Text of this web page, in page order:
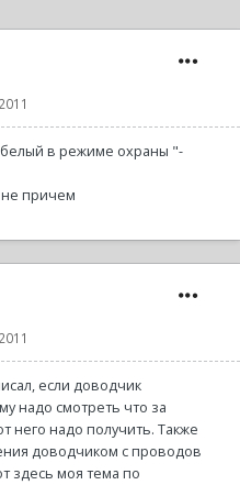
в режиме охраны "-
не причем
если доводчик
надо смотреть что за
него надо получить. Также
доводчиком с проводов
здесь моя тема по